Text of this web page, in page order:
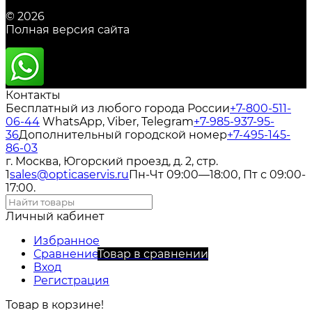
© 2026
Полная версия сайта
Контакты
Бесплатный из любого города России+7-800-511-
06-44 WhatsApp, Viber, Telegram+7-985-937-95-
36Дополнительный городской номер+7-495-145-
86-03
г. Москва, Югорский проезд, д. 2, стр.
1sales@opticaservis.ruПн-Чт 09:00—18:00, Пт с 09:00-
17:00.
Личный кабинет
Избранное
СравнениеТовар в сравнении
Вход
Регистрация
Товар в корзине!